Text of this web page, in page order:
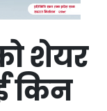
शेयर
किन